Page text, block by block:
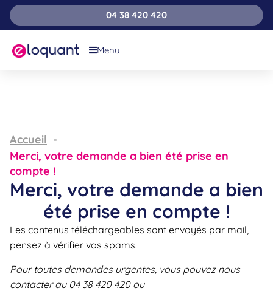
04 38 420 420
Menu
Accueil
Merci, votre demande a bien été prise en
compte !
Merci, votre demande a bien
été prise en compte !
Les contenus téléchargeables sont envoyés par mail,
pensez à vérifier vos spams.
Pour toutes demandes urgentes, vous pouvez nous
contacter au 04 38 420 420 ou